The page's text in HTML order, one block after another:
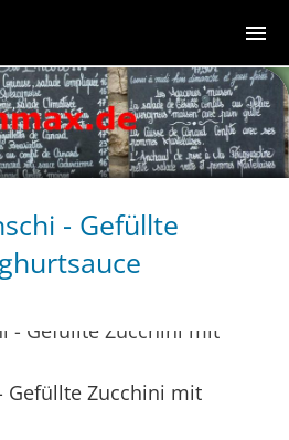
- Gefüllte
Gefüllte Zucchini mit